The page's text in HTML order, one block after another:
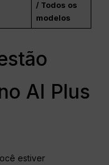
/ Todos os
modelos
AI Plus
estiver